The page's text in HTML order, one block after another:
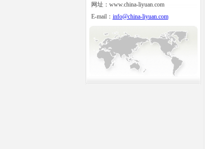
网址：www.china-liyuan.com
E-mail： info@china-liyuan.com